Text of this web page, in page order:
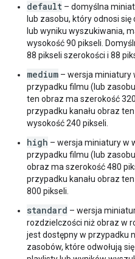
"rcnofRating":
"
"rtcRating":
"rteRating ":
"russiaRating":
skfilmRating
"smaisRating":
"smsaRating":
"tvpgRating":
"ytRating ":
},
" projection":
"
},
"status ":
"uploadStatus
"rejectionReason":
"privacyStatus":
"publishAt":
"license": string
default – domyślna
lub zasobu, który odnosi
lub wyniku wyszukiwania,
wysokość 90 pikseli.
88 pikseli szerokości i 88
medium – wersja miniatury
przypadku filmu (lub
ten obraz ma szerokość
przypadku kanału obraz
wysokość 240 pikseli.
high – wersja miniatury w
przypadku filmu (lub
obraz ma szerokość 480
przypadku kanału obraz
800 pikseli.
standard – wersja
rozdzielczości niż obraz w
jest dostępny w przypadku
zasobów, które odwołują